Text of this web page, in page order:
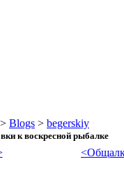
> Blogs > begerskiy
к воскресной рыбалке